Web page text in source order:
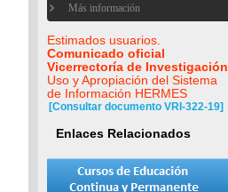
Más información
Estimados usuarios.
Comunicado oficial
Vicerrectoría de Investigación
Uso y Apropiación del Sistema
de Información HERMES
[Consultar documento VRI-322-19]
Enlaces Relacionados